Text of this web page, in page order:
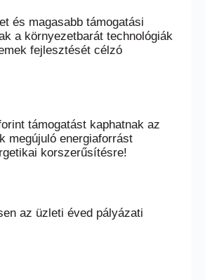
és magasabb támogatási
a környezetbarát technológiák
fejlesztését célzó
támogatást kaphatnak az
megújuló energiaforrást
korszerűsítésre!
az üzleti éved pályázati